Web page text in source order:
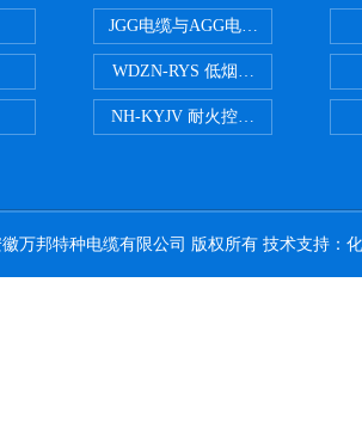
JGG电缆与AGG电缆有什么区别
WDZN-RYS 低烟无卤耐火双绞线
NH-KYJV 耐火控制电缆
万邦特种电缆有限公司 版权所有 技术支持：